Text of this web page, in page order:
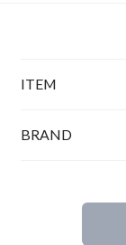
ITEM
BRAND